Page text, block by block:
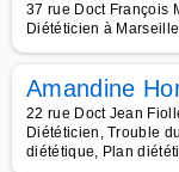
37 rue Doct François
Diététicien à Marseille
Amandine
22 rue Doct Jean
Diététicien, Trouble
diététique, Plan